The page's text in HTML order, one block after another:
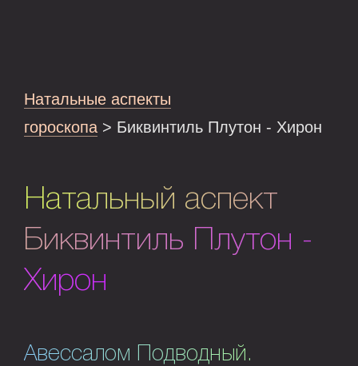
Натальные аспекты
гороскопа > Биквинтиль Плутон - Хирон
Натальный аспект
Биквинтиль Плутон -
Хирон
Авессалом Подводный.